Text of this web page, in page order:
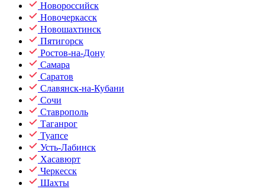
Новороссийск
Новочеркасск
Новошахтинск
Пятигорск
Ростов-на-Дону
Самара
Саратов
Славянск-на-Кубани
Сочи
Ставрополь
Таганрог
Туапсе
Усть-Лабинск
Хасавюрт
Черкесск
Шахты